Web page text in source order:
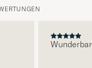
VORHERIGE
Wunderbar!